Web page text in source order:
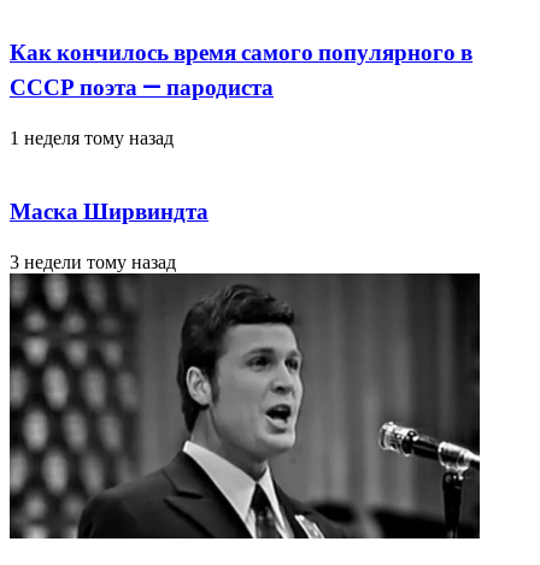
Как кончилось время самого популярного в
СССР поэта — пародиста
1 неделя тому назад
Маска Ширвиндта
3 недели тому назад